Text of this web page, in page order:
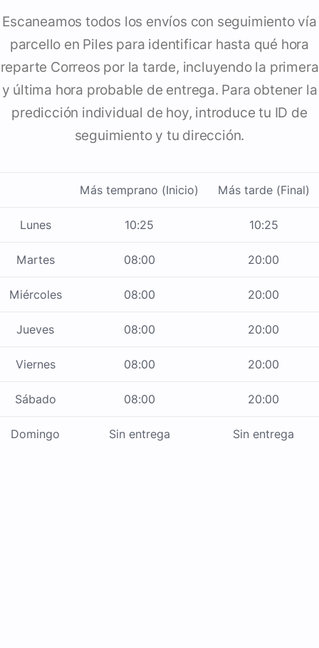
Escaneamos todos los envíos con seguimiento vía
parcello en Piles para identificar hasta qué hora
reparte Correos por la tarde, incluyendo la primera
y última hora probable de entrega. Para obtener la
predicción individual de hoy, introduce tu ID de
seguimiento y tu dirección.
Más temprano (Inicio) Más tarde (Final)
Lunes 10:25 10:25
Martes 08:00 20:00
Miércoles 08:00 20:00
Jueves 08:00 20:00
Viernes 08:00 20:00
Sábado 08:00 20:00
Domingo Sin entrega Sin entrega